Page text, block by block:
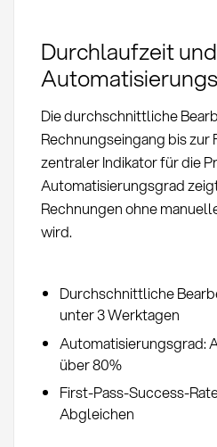
Durchlaufzeit und
Die durchschnittliche
Rechnungseingang bis zur
zentraler Indikator für die
Automatisierungsgrad
Rechnungen ohne
wird.
Durchschnittliche
unter 3 Werktagen
Automatisierungsgrad:
über 80%
First-Pass-Success-
Abgleichen